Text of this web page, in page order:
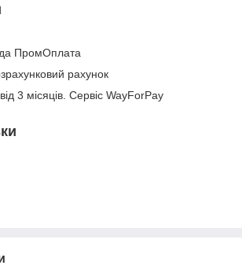
ПромОплата
рахунок
3 місяців. Сервіс WayForPay